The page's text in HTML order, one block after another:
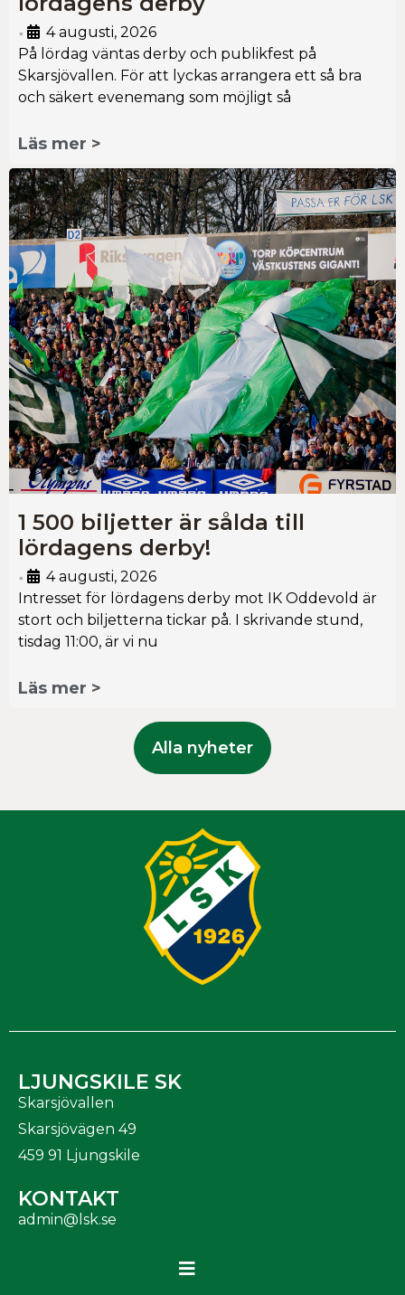
•
4 augusti, 2026
På lördag väntas derby och publikfest på
Skarsjövallen. För att lyckas arrangera ett så bra
och säkert evenemang som möjligt så
Läs mer >
1 500 biljetter är sålda till
lördagens derby!
•
4 augusti, 2026
Intresset för lördagens derby mot IK Oddevold är
stort och biljetterna tickar på. I skrivande stund,
tisdag 11:00, är vi nu
Läs mer >
Alla nyheter
LJUNGSKILE SK
Skarsjövallen
Skarsjövägen 49
459 91 Ljungskile
KONTAKT
admin@lsk.se